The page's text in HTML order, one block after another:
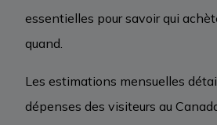
essentielles pour savoir qui
quand.
Les estimations mensuelles
dépenses des visiteurs au